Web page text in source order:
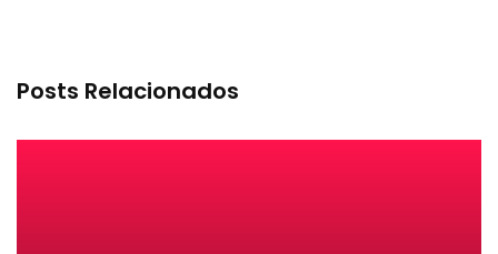
Posts Relacionados